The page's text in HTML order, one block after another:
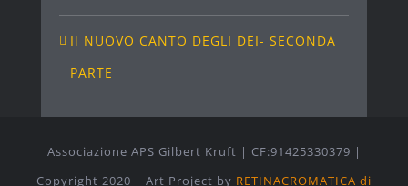
Il NUOVO CANTO DEGLI DEI- SECONDA
PARTE
Associazione APS Gilbert Kruft | CF:91425330379 |
Copyright 2020 | Art Project by RETINACROMATICA di